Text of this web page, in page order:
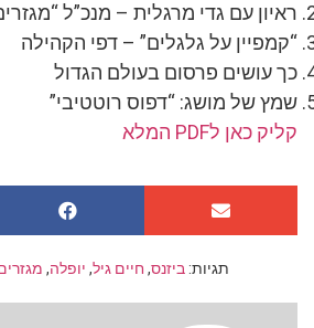
ראיון עם גדי מרגלית – מנכ”ל
“קמפיין על גלגלים” – דפי הקהילה
כך עושים פרסום בעולם הגדול
שמץ של מושג: “דפוס רוטטיבי”
קליק כאן לPDF המלא
תגיות: ביזנס, חיים גיל, יופלה,